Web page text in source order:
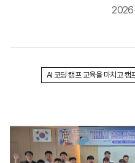
AI 코딩 캠프 교육을 마치고 캠